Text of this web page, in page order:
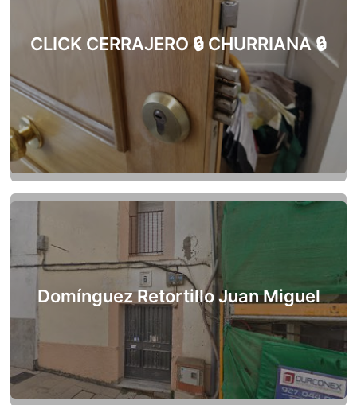
CLICK CERRAJERO 🔒 CHURRIANA 🔒
Domínguez Retortillo Juan Miguel